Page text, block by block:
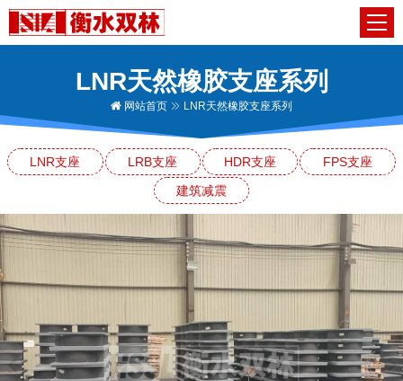
LNR天然橡胶支座系列
网站首页 LNR天然橡胶支座系列
LNR支座 LRB支座 HDR支座
FPS支座
建筑减震